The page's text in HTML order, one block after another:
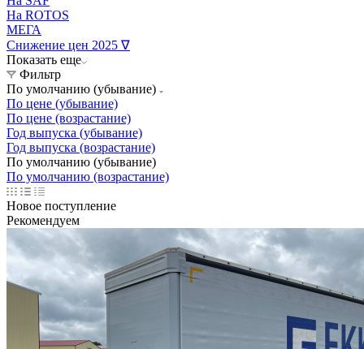
На ROTOS
МЕГА
Снижение цен 2025 ∇
Показать еще
Фильтр
По умолчанию (убывание)
По цене (убывание)
По цене (возрастание)
Год выпуска (убывание)
Год выпуска (возрастание)
По умолчанию (убывание)
По умолчанию (возрастание)
Новое поступление
Рекомендуем